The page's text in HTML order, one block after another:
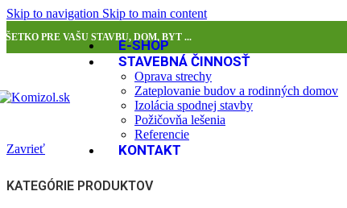
Skip to navigation Skip to main content
PRE VAŠU STAVBU, DOM, BYT ...
E-SHOP
STAVEBNÁ ČINNOSŤ
Oprava strechy
Zateplovanie budov a rodinných domov
Izolácia spodnej stavby
Požičovňa lešenia
Referencie
KONTAKT
Zavrieť
KATEGÓRIE PRODUKTOV